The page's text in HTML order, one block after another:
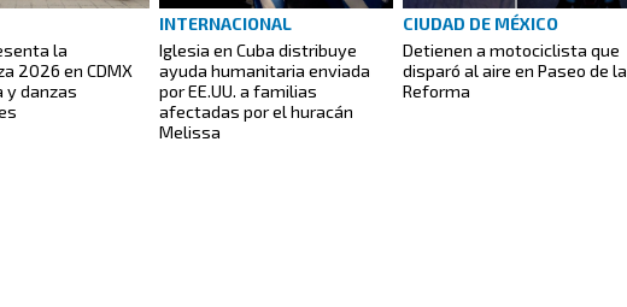
la
2026 en CDMX
y danzas
INTERNACIONAL
Iglesia en Cuba distribuye
ayuda humanitaria enviada
por EE.UU. a familias
afectadas por el huracán
Melissa
CIUDAD DE MÉXICO
Detienen a motociclista que
disparó al aire en Paseo de la
Reforma